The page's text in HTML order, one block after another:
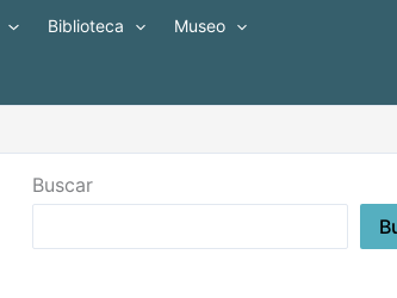
Biblioteca Museo
Buscar